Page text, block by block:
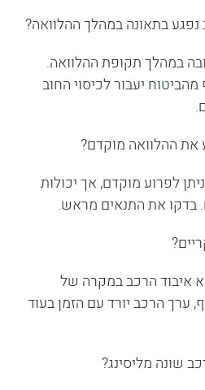
בתאונה במהלך ההלוואה?
במהלך תקופת ההלוואה.
יעבור לכיסוי החוב
ההלוואה מוקדם?
לפרוע מוקדם, אך יכולות
בדקו את התנאים מראש.
איבוד הרכב במקרה של
ערך הרכב יורד עם הזמן בעוד
שונה מליסינג?